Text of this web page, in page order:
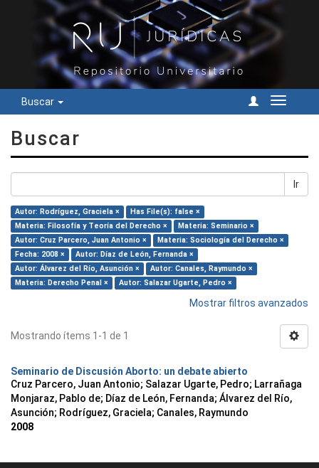
Buscar
Cambiar
Buscar
Ir
Autor: Rodríguez, Graciela ×
Has File(s): false ×
Materia: Filosofía y Teoría del Derecho ×
Materia: Seminario ×
Autor: Cruz Parcero, Juan Antonio ×
Materia: Sociología del Derecho ×
Fecha: 2008 ×
Autor: Díaz de León, Fernanda ×
Autor: Álvarez del Río, Asunción ×
Autor: Canales, Raymundo ×
Materia: Derecho Penal ×
Autor: Salazar Ugarte, Pedro ×
Mostrar filtros avanzados
Mostrando ítems 1-1 de 1
Seminario de Discusión Aborto: un debate abierto
Cruz Parcero, Juan Antonio; Salazar Ugarte, Pedro; Larrañaga
Monjaraz, Pablo de; Díaz de León, Fernanda; Álvarez del Río,
Asunción; Rodríguez, Graciela; Canales, Raymundo
2008